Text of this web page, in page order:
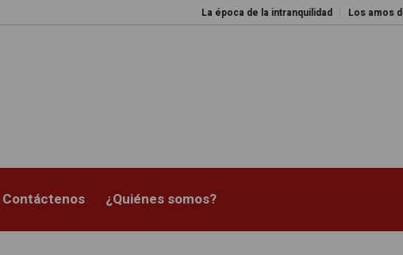
La época de la intranquilidad Los amos del mundo
Contáctenos ¿Quiénes somos?